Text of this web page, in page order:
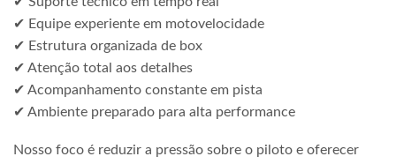
✔ Equipe experiente em motovelocidade
✔ Estrutura organizada de box
✔ Atenção total aos detalhes
✔ Acompanhamento constante em pista
✔ Ambiente preparado para alta performance
Nosso foco é reduzir a pressão sobre o piloto e oferecer